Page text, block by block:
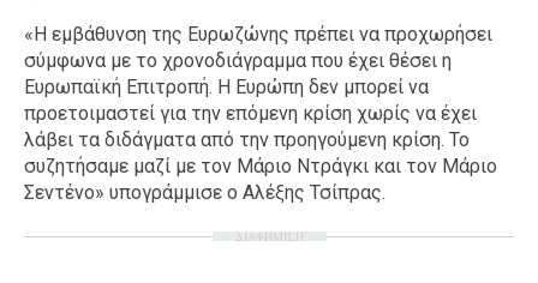
«Η εμβάθυνση της Ευρωζώνης πρέπει να προχωρήσει
σύμφωνα με το χρονοδιάγραμμα που έχει θέσει η
Ευρωπαϊκή Επιτροπή. Η Ευρώπη δεν μπορεί να
προετοιμαστεί για την επόμενη κρίση χωρίς να έχει
λάβει τα διδάγματα από την προηγούμενη κρίση. Το
συζητήσαμε μαζί με τον Μάριο Ντράγκι και τον Μάριο
Σεντένο» υπογράμμισε ο Αλέξης Τσίπρας.
ΔΙΑΦΗΜΙΣΗ